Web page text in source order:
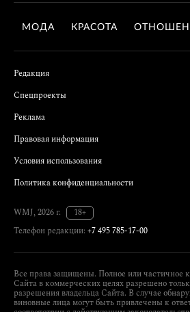
МОДА КРАСОТА
Редакция
Спецпроекты
Реклама
Правовая информация
Условия использования
Политика конфиденциальности
WMJ, 2026 г.
18+
Телефон редакции: +7 495 785-17-00
Все права защищены. Полное или частичное
Сайта в коммерческих целях разрешено
разрешения владельца Сайта. В случае
виновные лица могут быть привлечены к